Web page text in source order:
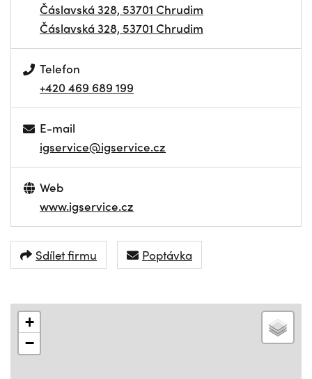
Čáslavská 328, 53701 Chrudim
Čáslavská 328, 53701 Chrudim
Telefon
+420 469 689 199
E-mail
igservice@igservice.cz
Web
www.igservice.cz
Sdílet firmu Poptávka
+
−